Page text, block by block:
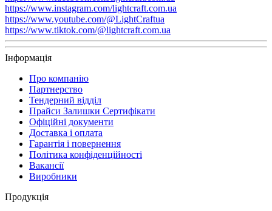
https://www.instagram.com/lightcraft.com.ua
https://www.youtube.com/@LightCraftua
https://www.tiktok.com/@lightcraft.com.ua
Інформація
Про компанію
Партнерство
Тендерний відділ
Прайси Залишки Сертифікати
Офіційні документи
Доставка і оплата
Гарантія і повернення
Політика конфіденційності
Вакансії
Виробники
Продукція